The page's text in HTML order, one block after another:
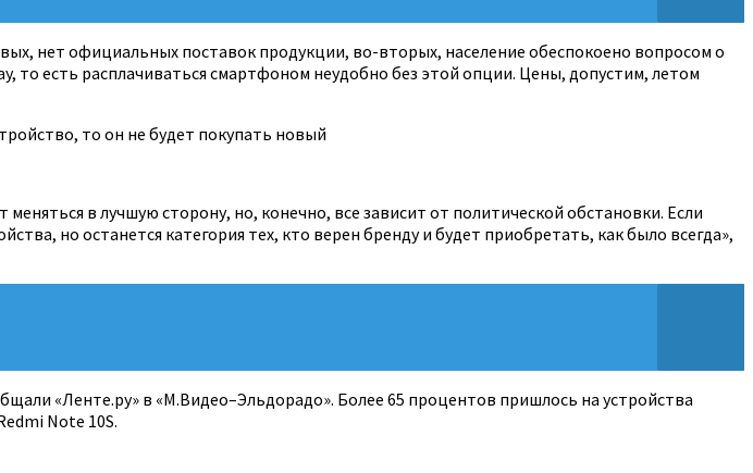
нет официальных поставок продукции, во-вторых, население обеспокоено вопросом о
то есть расплачиваться смартфоном неудобно без этой опции. Цены, допустим, летом
то он не будет покупать новый
в лучшую сторону, но, конечно, все зависит от политической обстановки. Если
но останется категория тех, кто верен бренду и будет приобретать, как было всегда»,
«Ленте.ру» в «М.Видео–Эльдорадо». Более 65 процентов пришлось на устройства
Note 10S.